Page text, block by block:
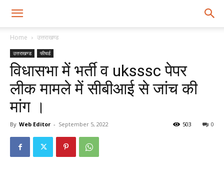
Home उत्तराखण्ड
उत्तराखण्ड फीचर्ड
विधासभा में भर्ती व uksssc पेपर
लीक मामले में सीबीआई से जांच की
मांग ।
By Web Editor - September 5, 2022 0
503